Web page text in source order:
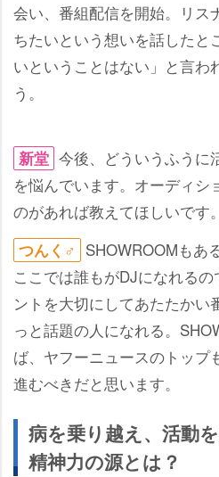
会い、番組配信を開始。リス
ちたいという想いを話したと
いということはない」と言わ
う。
新堂 今後、どういうふうに
を悩んでいます。オーディシ
のがあれば教えてほしいです。
つんく♂
SHOWROOMもあ
ここでは誰もがDJになれる
ントを大切にしてあたたかい
っと話題の人になれる。
ば、ヤフーニュースのトップ
進むべきだと思います。
病を乗り越え、活動
精神力の源とは？